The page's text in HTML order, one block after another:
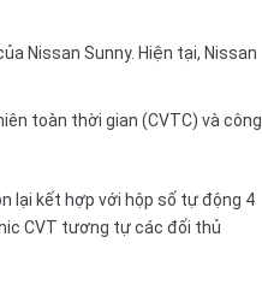
Nissan Sunny. Hiện tại, Nissan
toàn thời gian (CVTC) và công
lại kết hợp với hộp số tự động 4
CVT tương tự các đối thủ